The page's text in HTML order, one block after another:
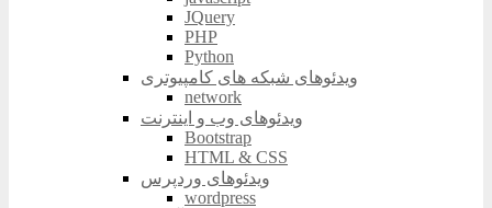
JQuery
PHP
Python
ویدئوهای شبکه های کامپیوتری
network
ویدئوهای وب و اینترنت
Bootstrap
HTML & CSS
ویدئوهای وردپرس
wordpress